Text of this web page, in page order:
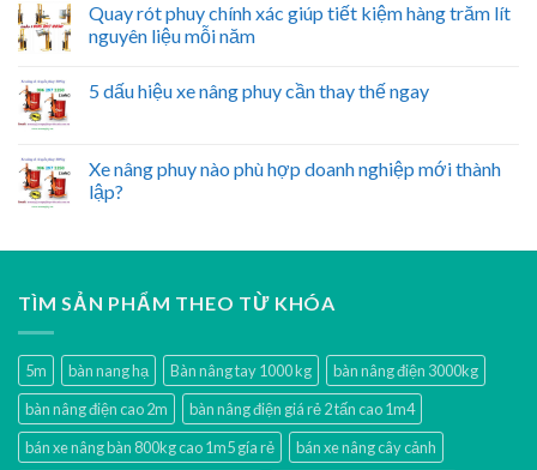
Quay rót phuy chính xác giúp tiết kiệm hàng trăm lít
nguyên liệu mỗi năm
5 dấu hiệu xe nâng phuy cần thay thế ngay
Xe nâng phuy nào phù hợp doanh nghiệp mới thành
lập?
TÌM SẢN PHẨM THEO TỪ KHÓA
5m bàn nang hạ Bàn nâng tay 1000 kg
bàn nâng điện 3000kg
bàn nâng điện cao 2m
bàn nâng điện giá rẻ 2 tấn cao 1m4
bán xe nâng bàn 800kg cao 1m5 gía rẻ
bán xe nâng cây cảnh